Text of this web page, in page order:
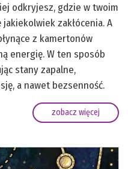
odkryjesz, gdzie w twoim
zakłócenia. A
z kamertonów
energię. W ten sposób
stany zapalne,
a nawet bezsenność.
zobacz więcej